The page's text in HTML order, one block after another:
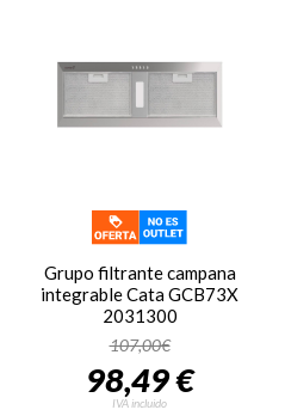
Grupo filtrante campana
integrable Cata GCB73X
2031300
107,00€
98,49 €
IVA incluido